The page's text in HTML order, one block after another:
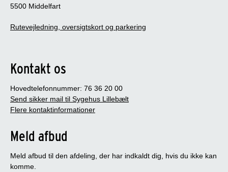
5500 Middelfart
Rutevejledning, oversigtskort og parkering
Kontakt os
Hovedtelefonnummer: 76 36 20 00
Send sikker mail til Sygehus Lillebælt
Flere kontaktinformationer
Meld afbud
Meld afbud til den afdeling, der har indkaldt dig, hvis du ikke kan
komme.